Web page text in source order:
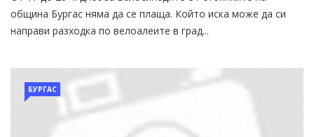
община Бургас няма да се плаща. Който иска може да си
направи разходка по велоалеите в град...
БУРГАС